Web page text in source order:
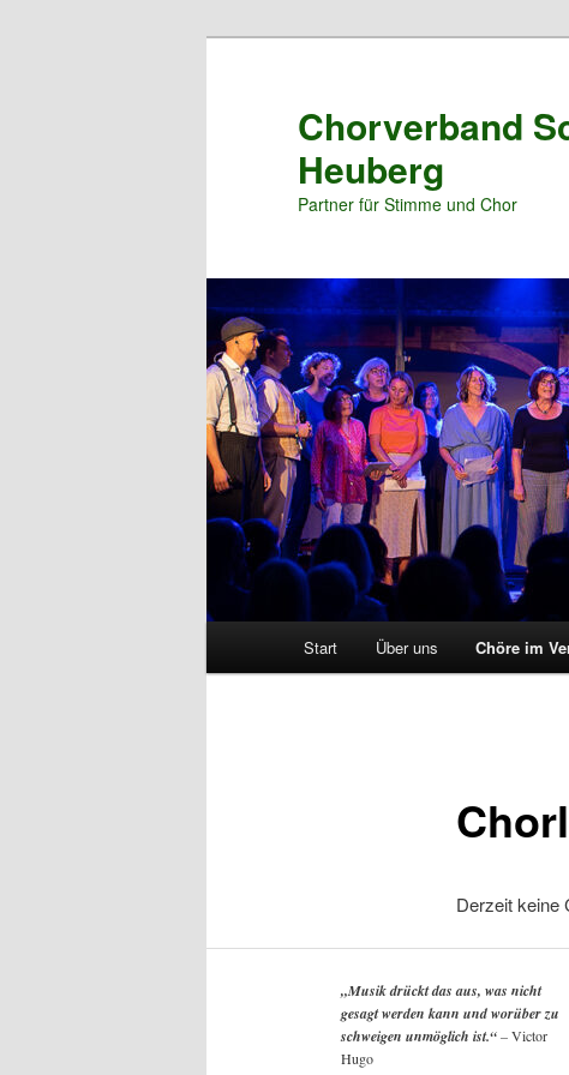
Chorverband
Heuberg
Partner für Stimme und Chor
Start Über uns Chöre im
Derzeit keine
„Musik drückt das aus, was nicht
gesagt werden kann und worüber zu
schweigen unmöglich ist.“–Victor
Hugo